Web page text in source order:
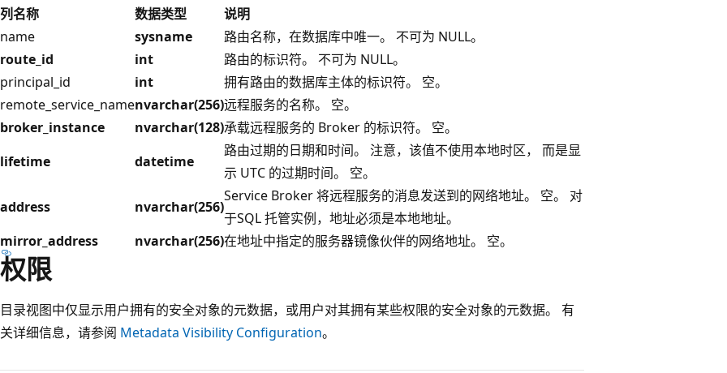
列名称
数据类型
说明
name
sysname
路由名称，在数据库中唯一。 不可为 NULL。
route_id
int
路由的标识符。 不可为 NULL。
principal_id
int
拥有路由的数据库主体的标识符。 空。
remote_service_namenvarchar(256)远程服务的名称。 空。
broker_instance
nvarchar(128)承载远程服务的 Broker 的标识符。 空。
lifetime
datetime
路由过期的日期和时间。 注意，该值不使用本地时区， 而是显
示 UTC 的过期时间。 空。
address
nvarchar(256)
Service Broker 将远程服务的消息发送到的网络地址。 空。 对
于SQL 托管实例，地址必须是本地地址。
mirror_address
nvarchar(256)在地址中指定的服务器镜像伙伴的网络地址。 空。
权限
目录视图中仅显示用户拥有的安全对象的元数据，或用户对其拥有某些权限的安全对象的元数据。 有
关详细信息，请参阅 Metadata Visibility Configuration。